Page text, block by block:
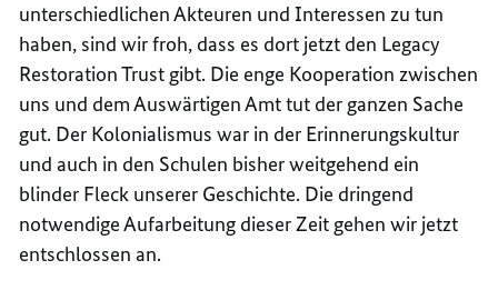
unterschiedlichen Akteuren und Interessen zu tun
haben, sind wir froh, dass es dort jetzt den Legacy
Restoration Trust gibt. Die enge Kooperation zwischen
uns und dem Auswärtigen Amt tut der ganzen Sache
gut. Der Kolonialismus war in der Erinnerungskultur
und auch in den Schulen bisher weitgehend ein
blinder Fleck unserer Geschichte. Die dringend
notwendige Aufarbeitung dieser Zeit gehen wir jetzt
entschlossen an.